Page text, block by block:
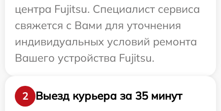
центра Fujitsu. Специалист сервиса
свяжется с Вами для уточнения
индивидуальных условий ремонта
Вашего устройства Fujitsu.
2
Выезд курьера за 35 минут